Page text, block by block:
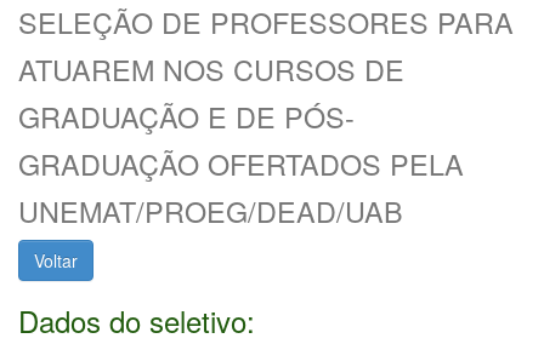
SELEÇÃO DE PROFESSORES PARA
ATUAREM NOS CURSOS DE
GRADUAÇÃO E DE PÓS-
GRADUAÇÃO OFERTADOS PELA
UNEMAT/PROEG/DEAD/UAB
Voltar
Dados do seletivo: